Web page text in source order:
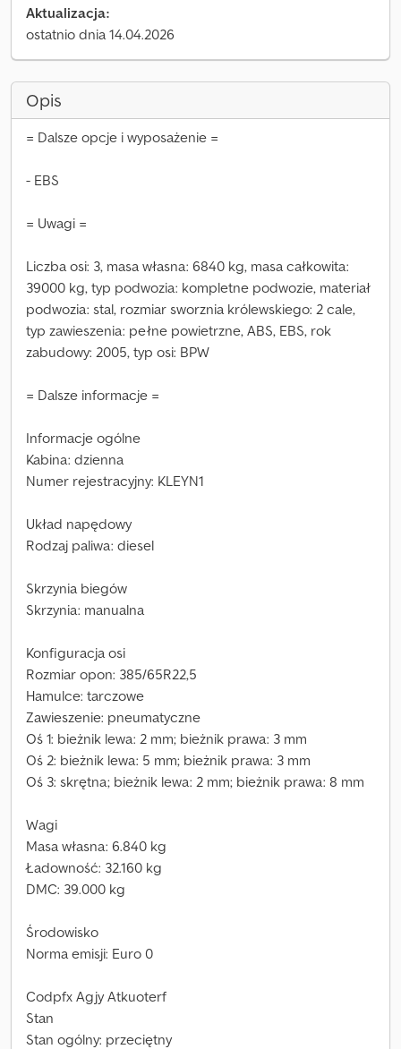
Aktualizacja:
ostatnio dnia 14.04.2026
Opis
= Dalsze opcje i wyposażenie =
- EBS
= Uwagi =
Liczba osi: 3, masa własna: 6840 kg, masa całkowita:
39000 kg, typ podwozia: kompletne podwozie, materiał
podwozia: stal, rozmiar sworznia królewskiego: 2 cale,
typ zawieszenia: pełne powietrzne, ABS, EBS, rok
zabudowy: 2005, typ osi: BPW
= Dalsze informacje =
Informacje ogólne
Kabina: dzienna
Numer rejestracyjny: KLEYN1
Układ napędowy
Rodzaj paliwa: diesel
Skrzynia biegów
Skrzynia: manualna
Konfiguracja osi
Rozmiar opon: 385/65R22,5
Hamulce: tarczowe
Zawieszenie: pneumatyczne
Oś 1: bieżnik lewa: 2 mm; bieżnik prawa: 3 mm
Oś 2: bieżnik lewa: 5 mm; bieżnik prawa: 3 mm
Oś 3: skrętna; bieżnik lewa: 2 mm; bieżnik prawa: 8 mm
Wagi
Masa własna: 6.840 kg
Ładowność: 32.160 kg
DMC: 39.000 kg
Środowisko
Norma emisji: Euro 0
Codpfx Agjy Atkuoterf
Stan
Stan ogólny: przeciętny